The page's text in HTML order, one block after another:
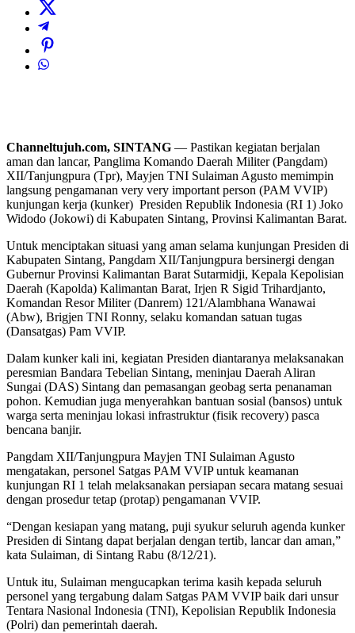
Channeltujuh.com, SINTANG — Pastikan kegiatan berjalan
aman dan lancar, Panglima Komando Daerah Militer (Pangdam)
XII/Tanjungpura (Tpr), Mayjen TNI Sulaiman Agusto memimpin
langsung pengamanan very very important person (PAM VVIP)
kunjungan kerja (kunker) Presiden Republik Indonesia (RI 1) Joko
Widodo (Jokowi) di Kabupaten Sintang, Provinsi Kalimantan Barat.
Untuk menciptakan situasi yang aman selama kunjungan Presiden di
Kabupaten Sintang, Pangdam XII/Tanjungpura bersinergi dengan
Gubernur Provinsi Kalimantan Barat Sutarmidji, Kepala Kepolisian
Daerah (Kapolda) Kalimantan Barat, Irjen R Sigid Trihardjanto,
Komandan Resor Militer (Danrem) 121/Alambhana Wanawai
(Abw), Brigjen TNI Ronny, selaku komandan satuan tugas
(Dansatgas) Pam VVIP.
Dalam kunker kali ini, kegiatan Presiden diantaranya melaksanakan
peresmian Bandara Tebelian Sintang, meninjau Daerah Aliran
Sungai (DAS) Sintang dan pemasangan geobag serta penanaman
pohon. Kemudian juga menyerahkan bantuan sosial (bansos) untuk
warga serta meninjau lokasi infrastruktur (fisik recovery) pasca
bencana banjir.
Pangdam XII/Tanjungpura Mayjen TNI Sulaiman Agusto
mengatakan, personel Satgas PAM VVIP untuk keamanan
kunjungan RI 1 telah melaksanakan persiapan secara matang sesuai
dengan prosedur tetap (protap) pengamanan VVIP.
“Dengan kesiapan yang matang, puji syukur seluruh agenda kunker
Presiden di Sintang dapat berjalan dengan tertib, lancar dan aman,”
kata Sulaiman, di Sintang Rabu (8/12/21).
Untuk itu, Sulaiman mengucapkan terima kasih kepada seluruh
personel yang tergabung dalam Satgas PAM VVIP baik dari unsur
Tentara Nasional Indonesia (TNI), Kepolisian Republik Indonesia
(Polri) dan pemerintah daerah.